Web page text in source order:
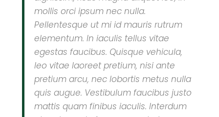
mollis orci ipsum nec nulla.
Pellentesque ut mi id mauris rutrum
elementum. In iaculis tellus vitae
egestas faucibus. Quisque vehicula,
leo vitae laoreet pretium, nisi ante
pretium arcu, nec lobortis metus nulla
quis augue. Vestibulum faucibus justo
mattis quam finibus iaculis. Interdum